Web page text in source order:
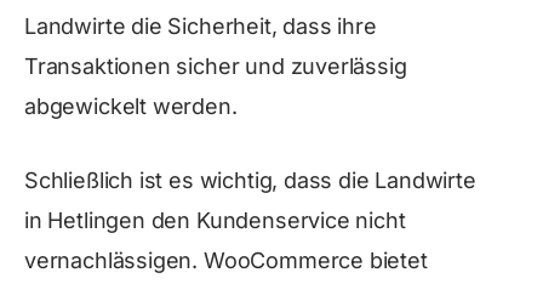
Landwirte die Sicherheit, dass ihre
Transaktionen sicher und zuverlässig
abgewickelt werden.
Schließlich ist es wichtig, dass die Landwirte
in Hetlingen den Kundenservice nicht
vernachlässigen. WooCommerce bietet